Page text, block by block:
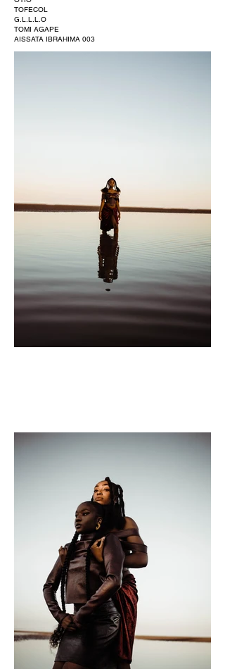
TOFECOL
G.L.L.L.O
TOMI AGAPE
AISSATA IBRAHIMA 003